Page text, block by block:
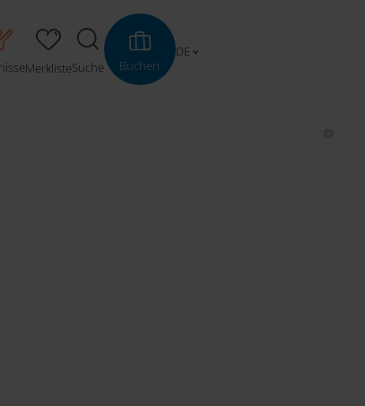
MerklisteSuche Buchen
DE